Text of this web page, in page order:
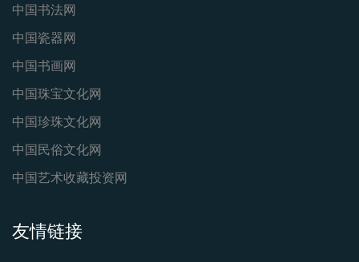
中国书法网
中国瓷器网
中国书画网
中国珠宝文化网
中国珍珠文化网
中国民俗文化网
中国艺术收藏投资网
友情链接